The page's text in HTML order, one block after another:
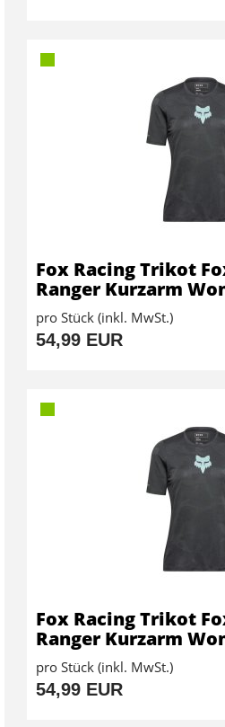
Fox Racing Trikot
Ranger Kurzarm
pro Stück (inkl. MwSt.)
54,99 EUR
Fox Racing Trikot
Ranger Kurzarm
pro Stück (inkl. MwSt.)
54,99 EUR